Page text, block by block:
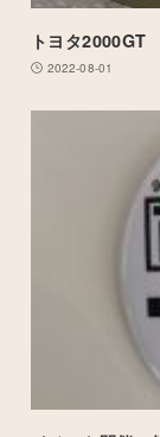
トヨタ
2022-08-01